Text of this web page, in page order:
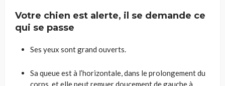
Votre chien est alerte, il se demande ce
qui se passe
Ses yeux sont grand ouverts.
Sa queue est à l’horizontale, dans le prolongement du
corps, et elle peut remuer doucement de gauche à